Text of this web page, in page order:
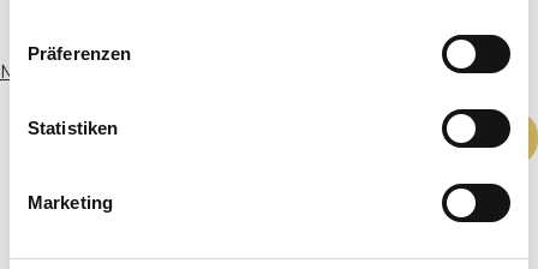
Präferenzen
Statistiken
Marketing
Meer informatie
Producthoeveelheid: Voer deIn het winkelmandje